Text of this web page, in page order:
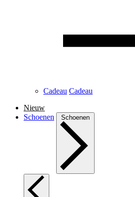
Cadeau Cadeau
Nieuw
Schoenen
Schoenen